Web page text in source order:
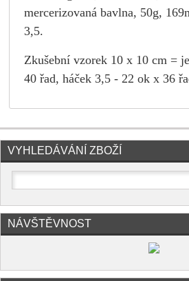
mercerizovaná bavlna, 50g,
3,5.
Zkušební vzorek 10 x 10 cm =
40 řad, háček 3,5 - 22 ok x 36
VYHLEDÁVÁNÍ ZBOŽÍ
NÁVŠTĚVNOST